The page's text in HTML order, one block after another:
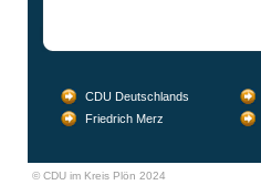
CDU Deutschlands
Friedrich Merz
© CDU im Kreis Plön 2024